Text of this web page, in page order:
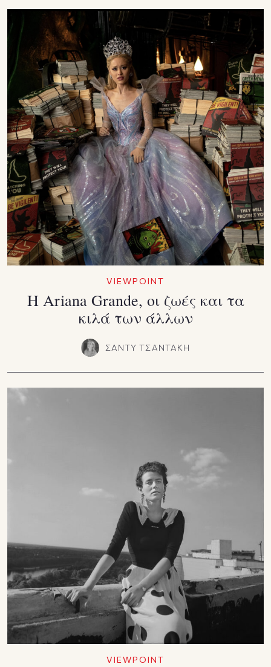
VIEWPOINT
Η Ariana Grande, οι ζωές και τα
κιλά των άλλων
ΣΑΝΤΥ ΤΣΑΝΤΑΚΗ
VIEWPOINT